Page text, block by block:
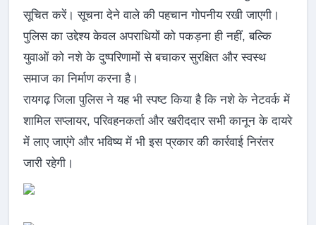
सूचित करें। सूचना देने वाले की पहचान गोपनीय रखी जाएगी।
पुलिस का उद्देश्य केवल अपराधियों को पकड़ना ही नहीं, बल्कि
युवाओं को नशे के दुष्परिणामों से बचाकर सुरक्षित और स्वस्थ
समाज का निर्माण करना है।
रायगढ़ जिला पुलिस ने यह भी स्पष्ट किया है कि नशे के नेटवर्क में
शामिल सप्लायर, परिवहनकर्ता और खरीददार सभी कानून के दायरे
में लाए जाएंगे और भविष्य में भी इस प्रकार की कार्रवाई निरंतर
जारी रहेगी।